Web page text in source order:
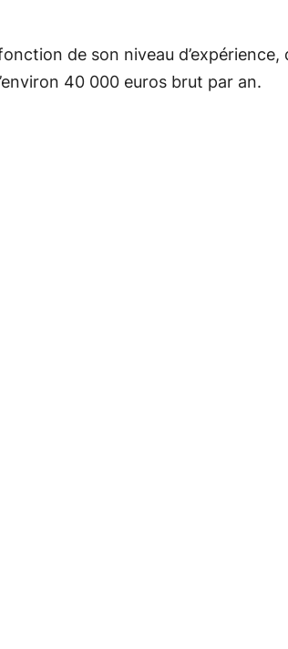
de son niveau
40 000 euros brut par an.